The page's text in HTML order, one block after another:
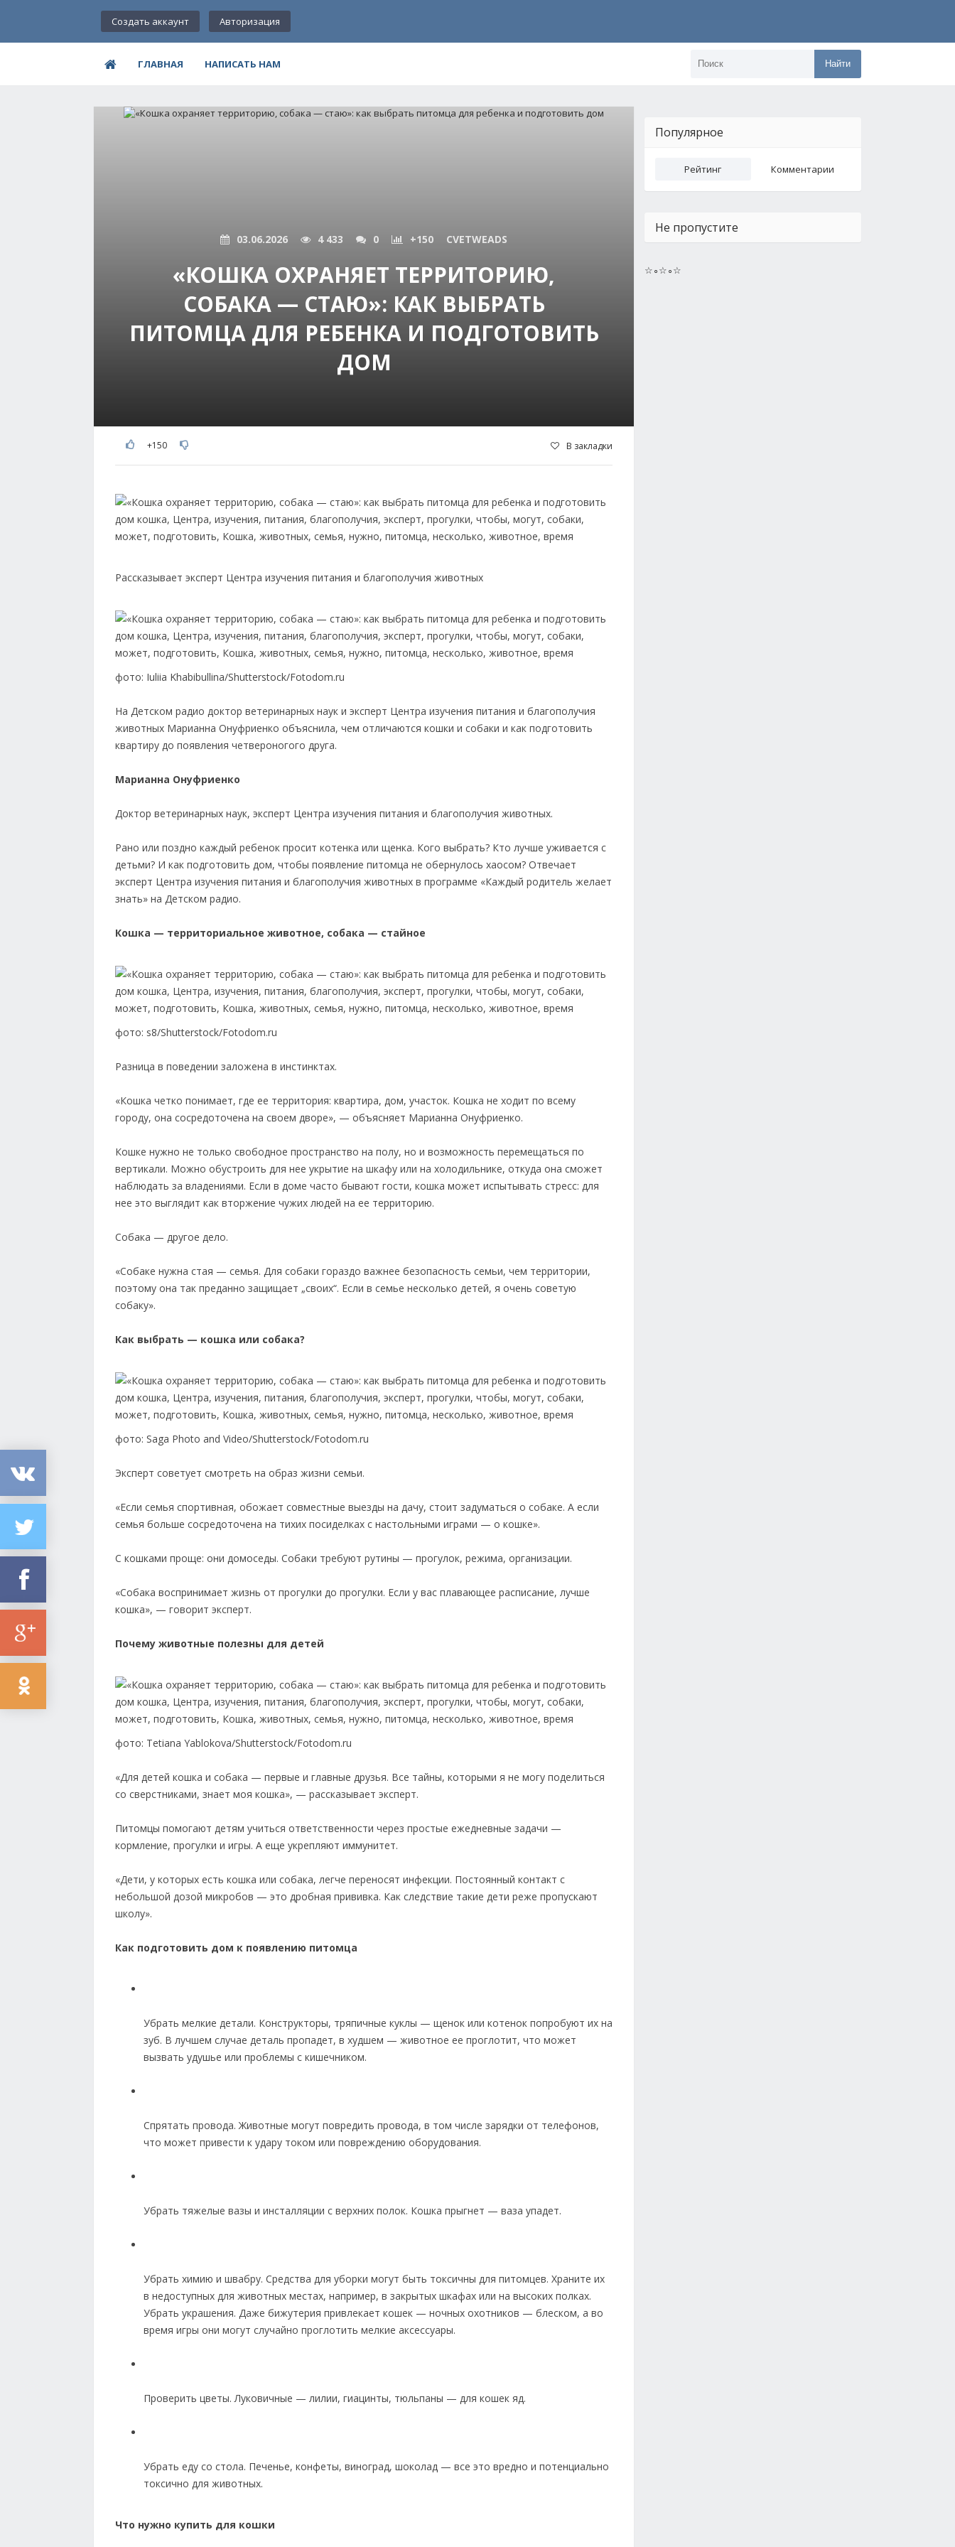
Создать аккаунт Авторизация
ГЛАВНАЯ НАПИСАТЬ НАМ Найти
03.06.2026 4 433 0 +150 CVETWEADS
«КОШКА ОХРАНЯЕТ ТЕРРИТОРИЮ,
СОБАКА — СТАЮ»: КАК ВЫБРАТЬ
ПИТОМЦА ДЛЯ РЕБЕНКА И ПОДГОТОВИТЬ
ДОМ
+150 В закладки
Рассказывает эксперт Центра изучения питания и благополучия животных
фото: Iuliia Khabibullina/Shutterstock/Fotodom.ru
На Детском радио доктор ветеринарных наук и эксперт Центра изучения питания и благополучия
животных Марианна Онуфриенко объяснила, чем отличаются кошки и собаки и как подготовить
квартиру до появления четвероногого друга.
Марианна Онуфриенко
Доктор ветеринарных наук, эксперт Центра изучения питания и благополучия животных.
Рано или поздно каждый ребенок просит котенка или щенка. Кого выбрать? Кто лучше уживается с
детьми? И как подготовить дом, чтобы появление питомца не обернулось хаосом? Отвечает
эксперт Центра изучения питания и благополучия животных в программе «Каждый родитель желает
знать» на Детском радио.
Кошка — территориальное животное, собака — стайное
фото: s8/Shutterstock/Fotodom.ru
Разница в поведении заложена в инстинктах.
«Кошка четко понимает, где ее территория: квартира, дом, участок. Кошка не ходит по всему
городу, она сосредоточена на своем дворе», — объясняет Марианна Онуфриенко.
Кошке нужно не только свободное пространство на полу, но и возможность перемещаться по
вертикали. Можно обустроить для нее укрытие на шкафу или на холодильнике, откуда она сможет
наблюдать за владениями. Если в доме часто бывают гости, кошка может испытывать стресс: для
нее это выглядит как вторжение чужих людей на ее территорию.
Собака — другое дело.
«Собаке нужна стая — семья. Для собаки гораздо важнее безопасность семьи, чем территории,
поэтому она так преданно защищает „своих“. Если в семье несколько детей, я очень советую
собаку».
Как выбрать — кошка или собака?
фото: Saga Photo and Video/Shutterstock/Fotodom.ru
Эксперт советует смотреть на образ жизни семьи.
«Если семья спортивная, обожает совместные выезды на дачу, стоит задуматься о собаке. А если
семья больше сосредоточена на тихих посиделках с настольными играми — о кошке».
С кошками проще: они домоседы. Собаки требуют рутины — прогулок, режима, организации.
«Собака воспринимает жизнь от прогулки до прогулки. Если у вас плавающее расписание, лучше
кошка», — говорит эксперт.
Почему животные полезны для детей
фото: Tetiana Yablokova/Shutterstock/Fotodom.ru
«Для детей кошка и собака — первые и главные друзья. Все тайны, которыми я не могу поделиться
со сверстниками, знает моя кошка», — рассказывает эксперт.
Питомцы помогают детям учиться ответственности через простые ежедневные задачи —
кормление, прогулки и игры. А еще укрепляют иммунитет.
«Дети, у которых есть кошка или собака, легче переносят инфекции. Постоянный контакт с
небольшой дозой микробов — это дробная прививка. Как следствие такие дети реже пропускают
школу».
Как подготовить дом к появлению питомца
Убрать мелкие детали. Конструкторы, тряпичные куклы — щенок или котенок попробуют их на
зуб. В лучшем случае деталь пропадет, в худшем — животное ее проглотит, что может
вызвать удушье или проблемы с кишечником.
Спрятать провода. Животные могут повредить провода, в том числе зарядки от телефонов,
что может привести к удару током или повреждению оборудования.
Убрать тяжелые вазы и инсталляции с верхних полок. Кошка прыгнет — ваза упадет.
Убрать химию и швабру. Средства для уборки могут быть токсичны для питомцев. Храните их
в недоступных для животных местах, например, в закрытых шкафах или на высоких полках.
Убрать украшения. Даже бижутерия привлекает кошек — ночных охотников — блеском, а во
время игры они могут случайно проглотить мелкие аксессуары.
Проверить цветы. Луковичные — лилии, гиацинты, тюльпаны — для кошек яд.
Убрать еду со стола. Печенье, конфеты, виноград, шоколад — все это вредно и потенциально
токсично для животных.
Что нужно купить для кошки
Популярное
Рейтинг Комментарии
Не пропустите
☆∘☆∘☆